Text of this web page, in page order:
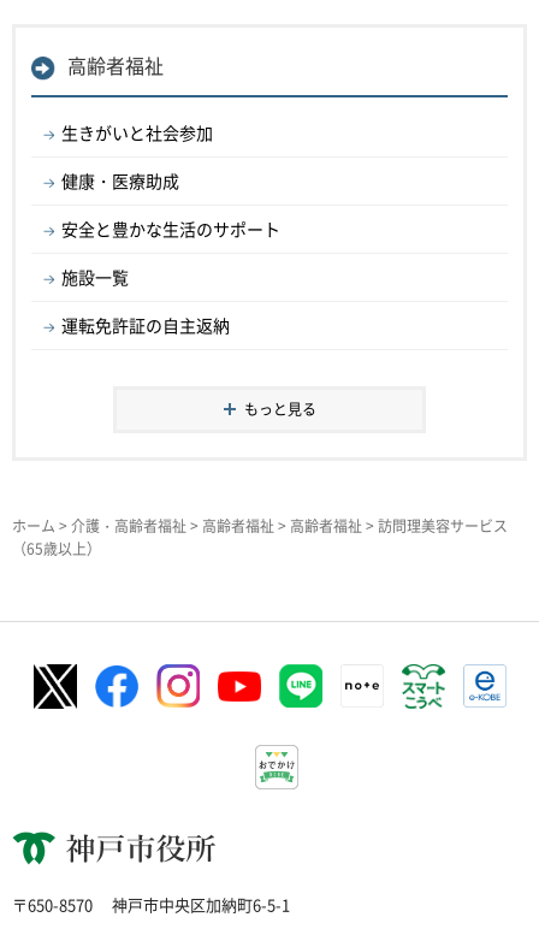
高齢者福祉
生きがいと社会参加
健康・医療助成
安全と豊かな生活のサポート
施設一覧
運転免許証の自主返納
もっと見る
ホーム > 介護・高齢者福祉 > 高齢者福祉 > 高齢者福祉 > 訪問理美容サービス
（65歳以上）
神戸市役所
〒650-8570 神戸市中央区加納町6-5-1